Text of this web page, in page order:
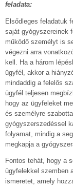
feladata:
Elsődleges feladatuk
saját gyógyszereinek
működő személyt is
végezni arra
kell. Ha a három
ügyfél, akkor a
mindaddig a felelős
ügyfél teljesen
hogy az ügyfeleket
és személyre
gyógyszerszedéssel
folyamat, mindig a
megkapja a
Fontos tehát, hogy a
ügyfelekkel szemben
ismeretet, amely